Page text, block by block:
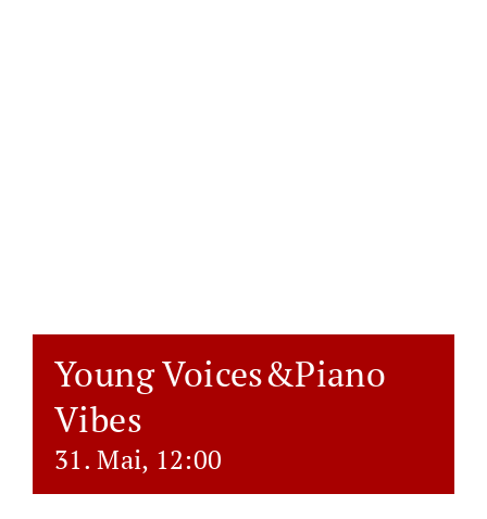
Young Voices&Piano
Vibes
31. Mai, 12:00